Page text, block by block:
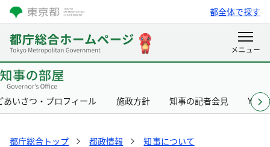
都全体で探す
あいさつ・プロフィール 施政方針 知事の記者会見
都庁総合トップ 都政情報
知事について